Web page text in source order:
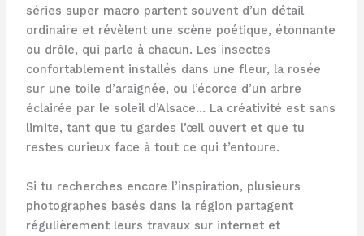
séries super macro partent souvent d’un détail
ordinaire et révèlent une scène poétique, étonnante
ou drôle, qui parle à chacun. Les insectes
confortablement installés dans une fleur, la rosée
sur une toile d’araignée, ou l’écorce d’un arbre
éclairée par le soleil d’Alsace… La créativité est sans
limite, tant que tu gardes l’œil ouvert et que tu
restes curieux face à tout ce qui t’entoure.
Si tu recherches encore l’inspiration, plusieurs
photographes basés dans la région partagent
régulièrement leurs travaux sur internet et